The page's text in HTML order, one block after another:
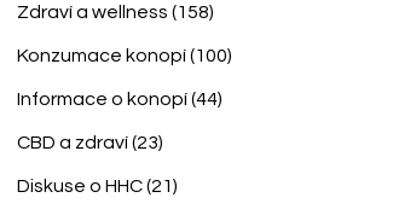
Zdraví a wellness (158)
Konzumace konopí(100)
Informace o konopí(44)
CBD a zdraví(23)
Diskuse o HHC(21)